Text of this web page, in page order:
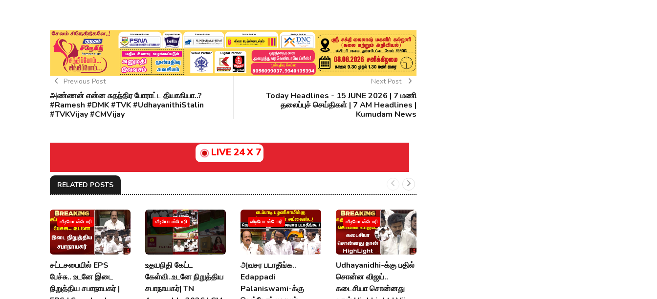
Previous Post
அண்ணன் என்ன சுதந்திர போராட்ட தியாகியா..?
#Ramesh #DMK #TVK #UdhayanithiStalin
#TVKVijay‌ #CMVijay‌
Next Post
Today Headlines - 15 JUNE 2026 | 7 மணி
தலைப்புச் செய்திகள் | 7 AM Headlines |
Kumudam News
LIVE 24 X 7
RELATED POSTS
வீடியோ ஸ்டோரி
சட்டசபையில் EPS
பேச்சு.. உடனே இடை
நிறுத்திய சபாநாயகர் |
வீடியோ ஸ்டோரி
உதயநிதி கேட்ட
கேள்வி..உடனே நிறுத்திய
சபாநாயகர்| TN
வீடியோ ஸ்டோரி
அவசர படாதீங்க..
Edappadi
Palaniswami-க்கு
வீடியோ ஸ்டோரி
Udhayanidhi-க்கு பதில்
சொன்ன விஜய்..
கடைசியா சொன்னது